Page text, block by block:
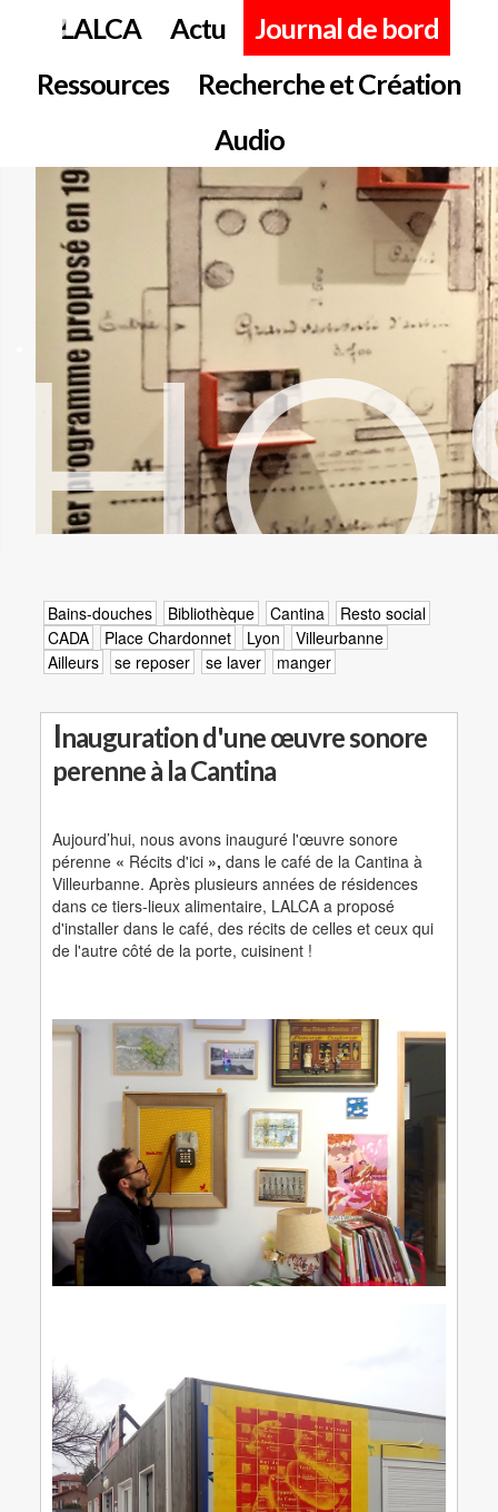
LALCA Actu
Journal de bord
Ressources
Recherche et Création
Audio
Bains-douches Bibliothèque Cantina
Resto social
CADA
Place Chardonnet Lyon
Villeurbanne
Ailleurs
se reposer se laver manger
Inauguration d'une œuvre sonore
perenne à la Cantina
Aujourd’hui, nous avons inauguré l'œuvre sonore
pérenne « Récits d'ici », dans le café de la Cantina à
Villeurbanne. Après plusieurs années de résidences
dans ce tiers-lieux alimentaire, LALCA a proposé
d'installer dans le café, des récits de celles et ceux qui
de l'autre côté de la porte, cuisinent !